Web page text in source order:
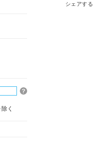
く
シェアする